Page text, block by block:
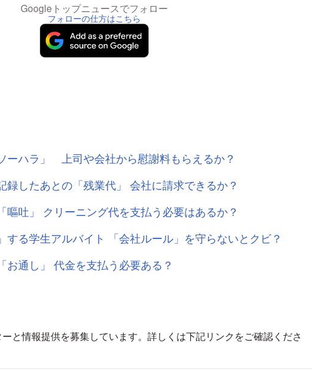
Googleトップニュースでフォロー
フォローの仕方はこちら
ーハラ」 上司や会社から慰謝料もらえるか？
録したあとの「残業代」 会社に請求できるか？
嘔吐」 クリーニング代を支払う必要はあるか？
する学生アルバイト 「会社ルール」を守らないとクビ？
お通し」 代金を支払う必要ある？
と情報提供を募集しています。詳しくは下記リンクをご確認くださ